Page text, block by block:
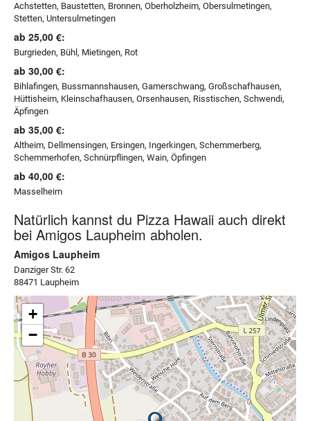
Achstetten, Baustetten, Bronnen, Oberholzheim, Obersulmetingen,
Stetten, Untersulmetingen
ab 25,00 €:
Burgrieden, Bühl, Mietingen, Rot
ab 30,00 €:
Bihlafingen, Bussmannshausen, Gamerschwang, Großschafhausen,
Hüttisheim, Kleinschafhausen, Orsenhausen, Risstischen, Schwendi,
Äpfingen
ab 35,00 €:
Altheim, Dellmensingen, Ersingen, Ingerkingen, Schemmerberg,
Schemmerhofen, Schnürpflingen, Wain, Öpfingen
ab 40,00 €:
Masselheim
Natürlich kannst du Pizza Hawaii auch direkt
bei Amigos Laupheim abholen.
Amigos Laupheim
Danziger Str. 62
88471 Laupheim
+
−